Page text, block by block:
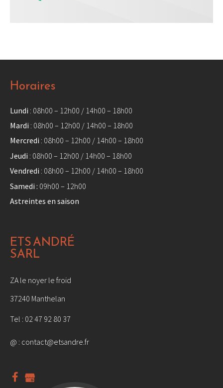
Horaires
Lundi : 08h00 – 12h00 / 14h00 – 18h00
Mardi : 08h00 – 12h00 / 14h00 – 18h00
Mercredi : 08h00 – 12h00 / 14h00 – 18h00
Jeudi : 08h00 – 12h00 / 14h00 – 18h00
Vendredi : 08h00 – 12h00 / 14h00 – 18h00
Samedi : 09h00 – 12h00
Astreintes en saison
ETS ANDRÉ
SARL
ZA le noyer le froid
37240 Manthelan
Tel : 02 47 92 80 37
@ : contact@etsandre.fr